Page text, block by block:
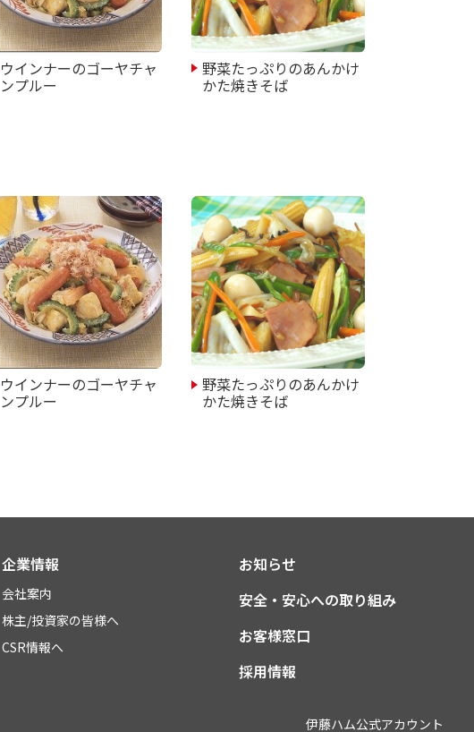
ウインナーのゴーヤチャ
ンプルー
野菜たっぷりのあんかけ
かた焼きそば
ウインナーのゴーヤチャ
ンプルー
野菜たっぷりのあんかけ
かた焼きそば
企業情報
会社案内
株主/投資家の皆様へ
CSR情報へ
お知らせ
安全・安心への取り組み
お客様窓口
採用情報
伊藤ハム公式アカウント